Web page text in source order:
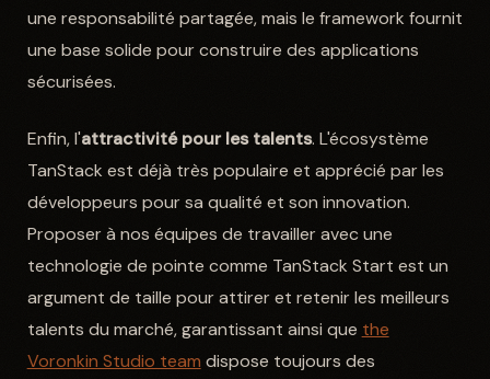
une responsabilité partagée, mais le framework fournit
une base solide pour construire des applications
sécurisées.
Enfin, l'attractivité pour les talents. L'écosystème
TanStack est déjà très populaire et apprécié par les
développeurs pour sa qualité et son innovation.
Proposer à nos équipes de travailler avec une
technologie de pointe comme TanStack Start est un
argument de taille pour attirer et retenir les meilleurs
talents du marché, garantissant ainsi que the
Voronkin Studio team dispose toujours des